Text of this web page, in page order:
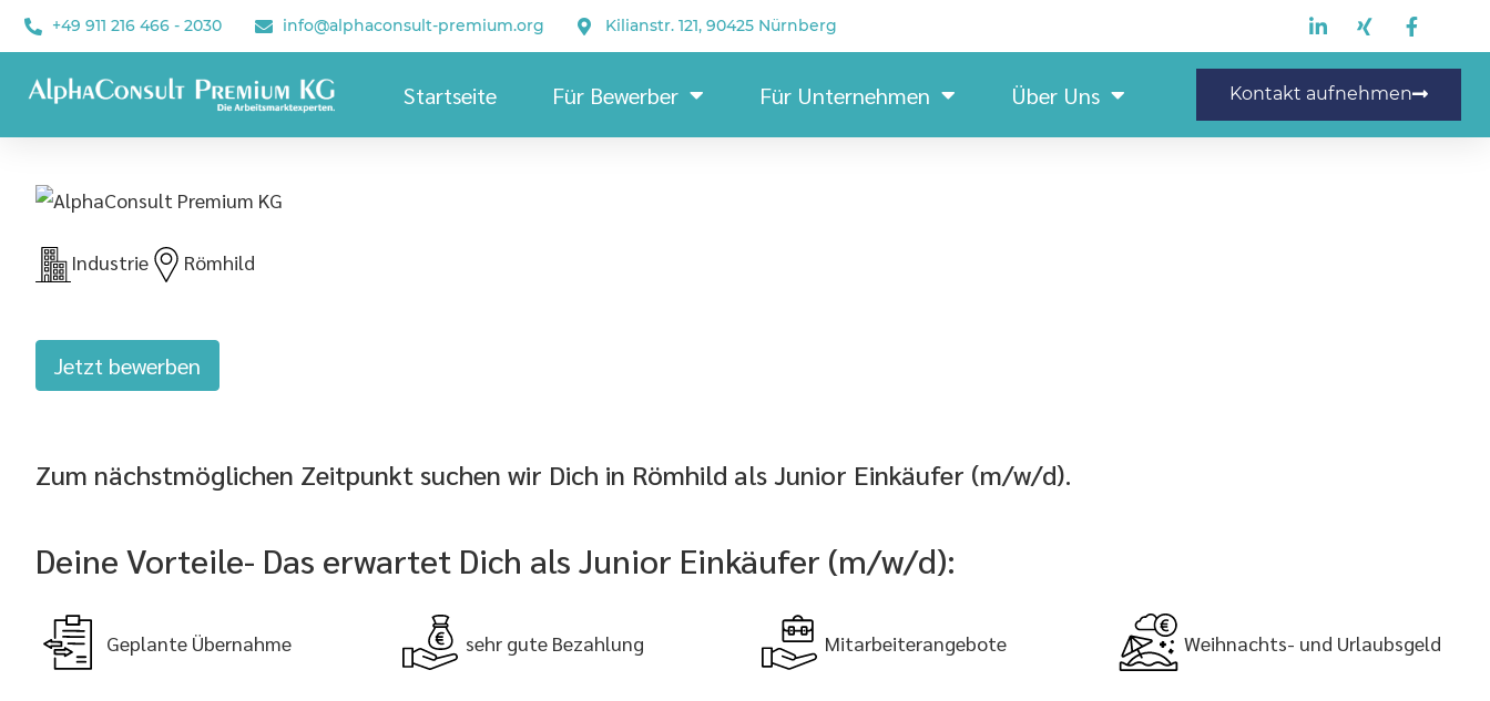
+49 911 216 466 - 2030 info@alphaconsult-premium.org Kilianstr. 121, 90425 Nürnberg
Startseite Für Bewerber Für Unternehmen Über Uns Kontakt aufnehmen
Junior Einkäufer (m/w/d)
Industrie Römhild
Jetzt bewerben
Zum nächstmöglichen Zeitpunkt suchen wir Dich in Römhild als Junior Einkäufer (m/w/d).
Deine Vorteile- Das erwartet Dich als Junior Einkäufer (m/w/d):
Geplante Übernahme sehr gute Bezahlung Mitarbeiterangebote Weihnachts- und Urlaubsgeld